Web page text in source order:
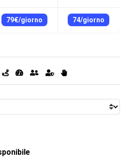
79€/giorno 74/giorno